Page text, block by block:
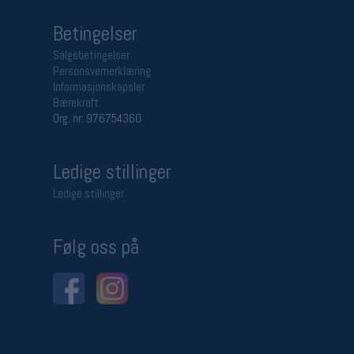
Betingelser
Salgsbetingelser
Personsvernerklæring
Informasjonskapsler
Bærekraft
Org. nr: 976754360
Ledige stillinger
Ledige stillinger
Følg oss på